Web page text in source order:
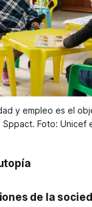
y empleo es el
Foto: Unicef
de la